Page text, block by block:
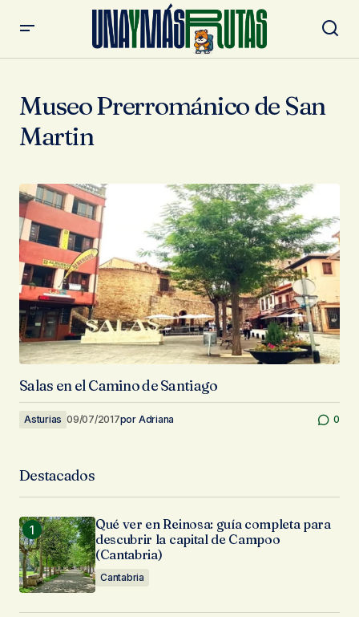
Museo Prerrománico de San
Martin
Salas en el Camino de Santiago
Asturias 09/07/2017por Adriana 0
Destacados
Qué ver en Reinosa: guía completa para
descubrir la capital de Campoo
(Cantabria)
Cantabria